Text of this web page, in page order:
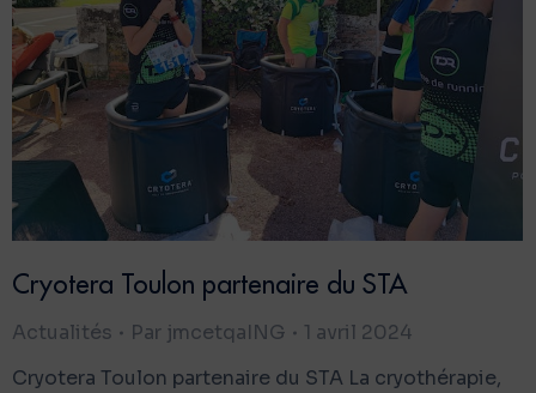
Cryotera Toulon partenaire du STA
Actualités Par jmcetqaING
1 avril 2024
Cryotera Toulon partenaire du STA La cryothérapie,